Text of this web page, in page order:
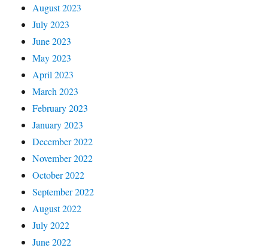
August 2023
July 2023
June 2023
May 2023
April 2023
March 2023
February 2023
January 2023
December 2022
November 2022
October 2022
September 2022
August 2022
July 2022
June 2022